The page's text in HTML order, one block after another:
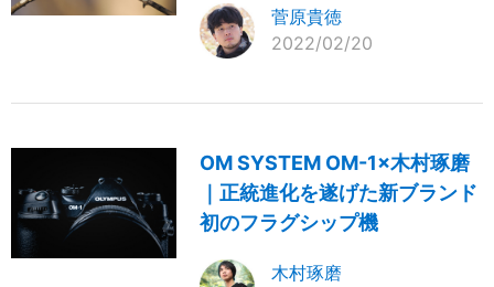
菅原貴徳
2022/02/20
OM SYSTEM OM-1×木村琢磨
｜正統進化を遂げた新ブランド
初のフラグシップ機
木村琢磨